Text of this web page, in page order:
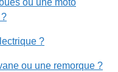
ou une moto
?
ou une remorque ?